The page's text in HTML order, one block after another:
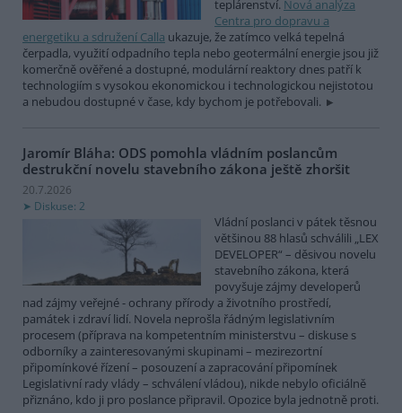
teplárenství. Nová analýza
Centra pro dopravu a
energetiku a sdružení Calla ukazuje, že zatímco velká tepelná
čerpadla, využití odpadního tepla nebo geotermální energie jsou již
komerčně ověřené a dostupné, modulární reaktory dnes patří k
technologiím s vysokou ekonomickou i technologickou nejistotou
a nebudou dostupné v čase, kdy bychom je potřebovali.
Jaromír Bláha: ODS pomohla vládním poslancům
destrukční novelu stavebního zákona ještě zhoršit
20.7.2026
Diskuse: 2
Vládní poslanci v pátek těsnou
většinou 88 hlasů schválili „LEX
DEVELOPER“ – děsivou novelu
stavebního zákona, která
povyšuje zájmy developerů
nad zájmy veřejné - ochrany přírody a životního prostředí,
památek i zdraví lidí. Novela neprošla řádným legislativním
procesem (příprava na kompetentním ministerstvu – diskuse s
odborníky a zainteresovanými skupinami – mezirezortní
připomínkové řízení – posouzení a zapracování připomínek
Legislativní rady vlády – schválení vládou), nikde nebylo oficiálně
přiznáno, kdo ji pro poslance připravil. Opozice byla jednotně proti.